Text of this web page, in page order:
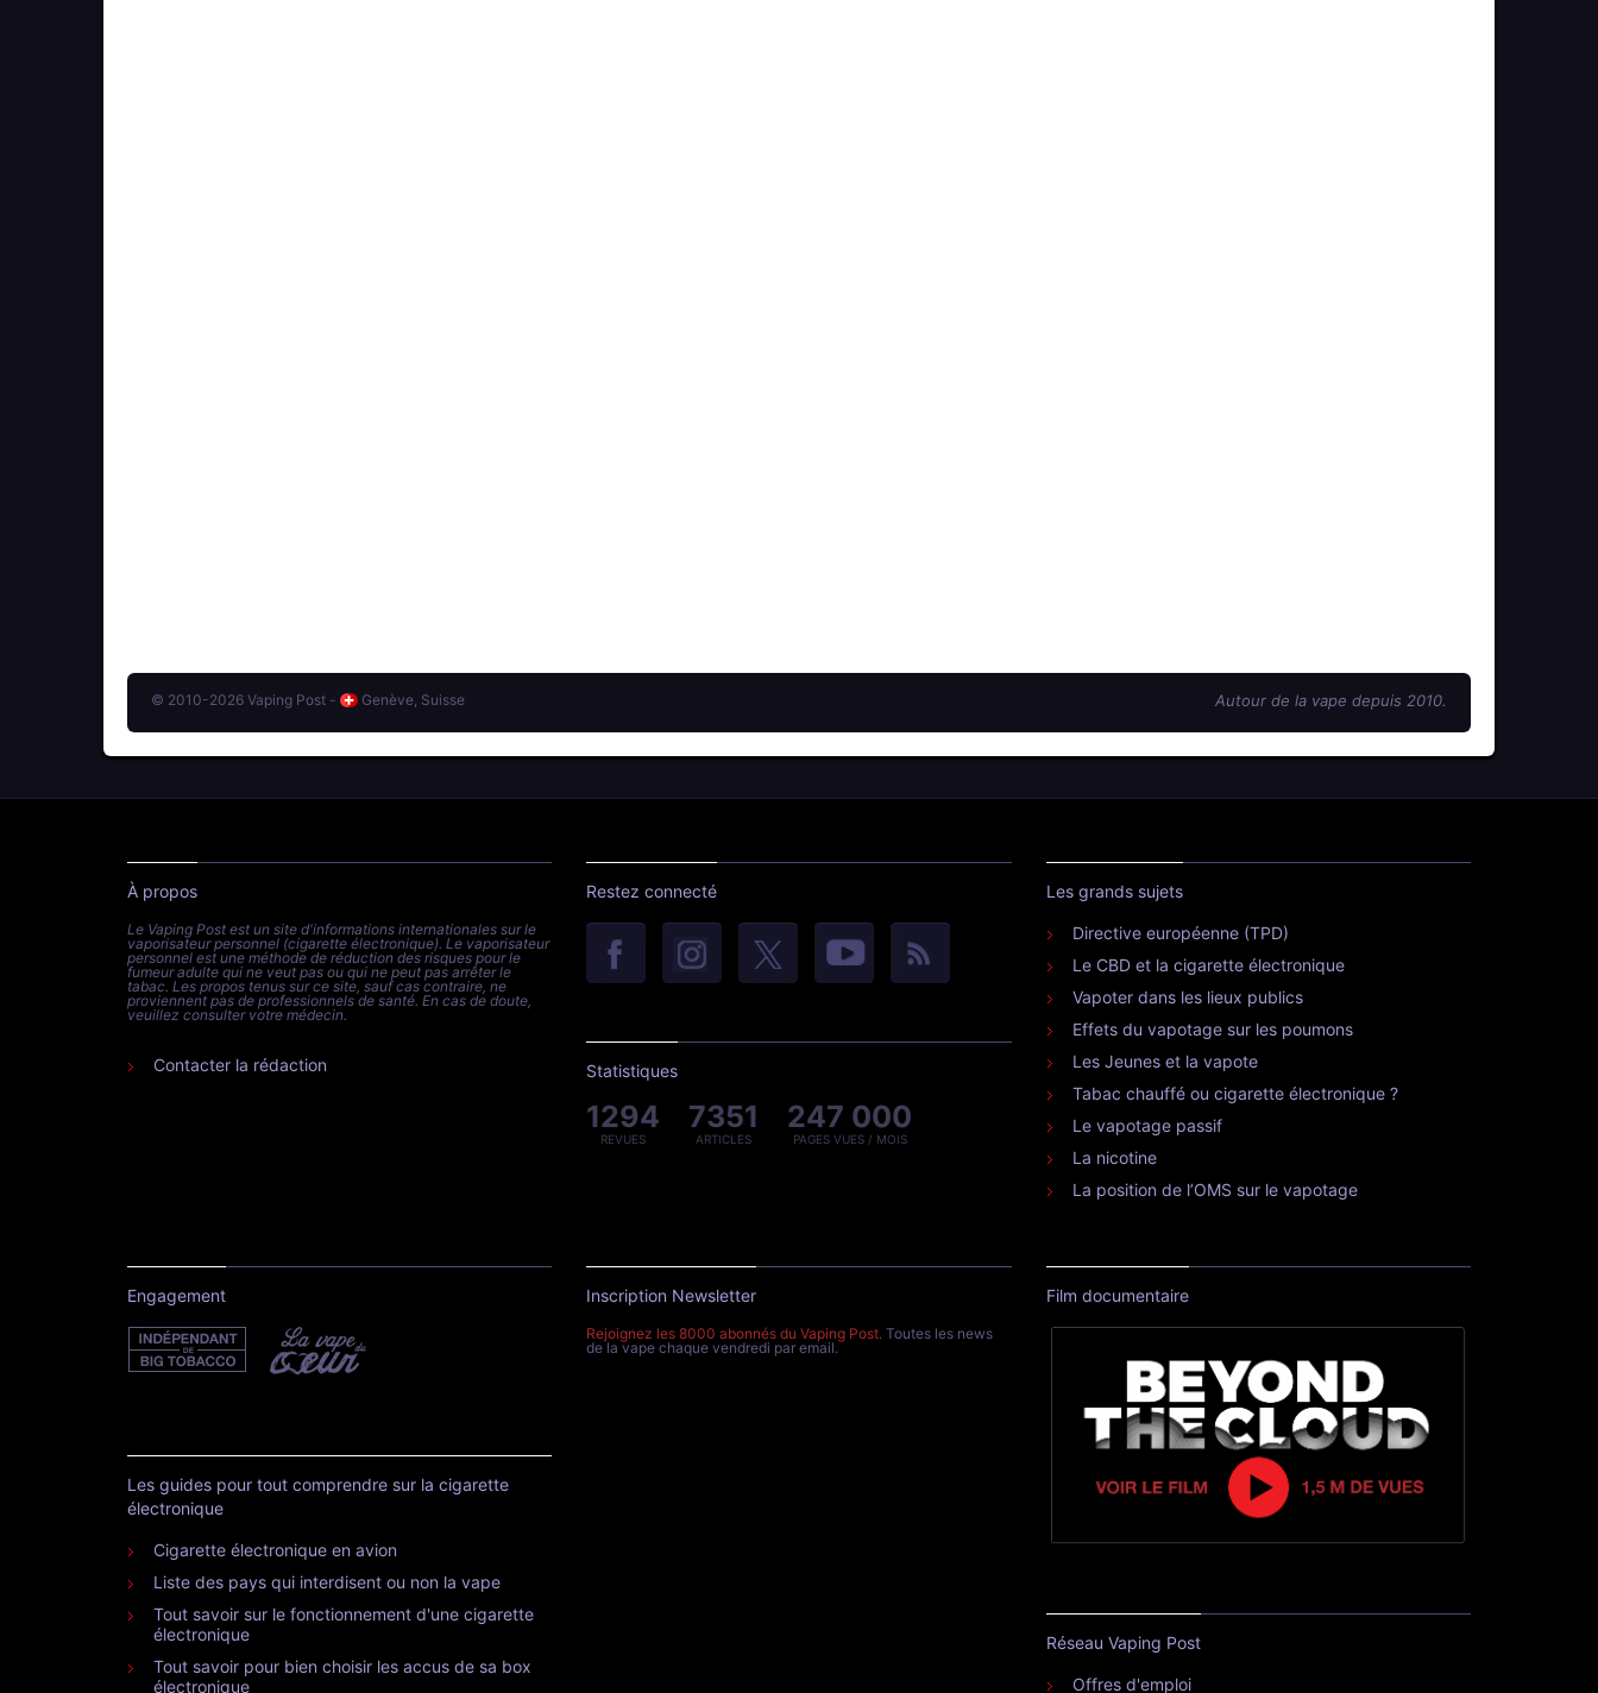
© 2010-2026 Vaping Post - Genève, Suisse Autour de la vape depuis 2010.
À propos
Le Vaping Post est un site d'informations internationales sur le
vaporisateur personnel (cigarette électronique). Le vaporisateur
personnel est une méthode de réduction des risques pour le
fumeur adulte qui ne veut pas ou qui ne peut pas arrêter le
tabac. Les propos tenus sur ce site, sauf cas contraire, ne
proviennent pas de professionnels de santé. En cas de doute,
veuillez consulter votre médecin.
Contacter la rédaction
Restez connecté
Statistiques
1294
REVUES
7351
ARTICLES
247 000
PAGES VUES / MOIS
Les grands sujets
Directive européenne (TPD)
Le CBD et la cigarette électronique
Vapoter dans les lieux publics
Effets du vapotage sur les poumons
Les Jeunes et la vapote
Tabac chauffé ou cigarette électronique ?
Le vapotage passif
La nicotine
La position de l’OMS sur le vapotage
Engagement
Les guides pour tout comprendre sur la cigarette
électronique
Cigarette électronique en avion
Liste des pays qui interdisent ou non la vape
Tout savoir sur le fonctionnement d'une cigarette
électronique
Tout savoir pour bien choisir les accus de sa box
électronique
Inscription Newsletter
Rejoignez les 8000 abonnés du Vaping Post. Toutes les news
de la vape chaque vendredi par email.
Film documentaire
Réseau Vaping Post
Offres d'emploi